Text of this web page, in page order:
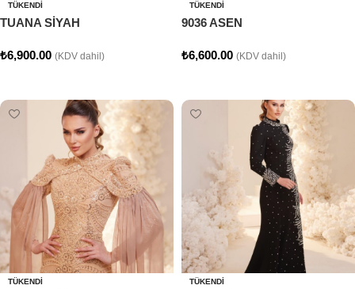
TÜKENDI
TUANA SİYAH
₺6,900.00 (KDV dahil)
TÜKENDI
9036 ASEN
₺6,600.00 (KDV dahil)
TÜKENDI TÜKENDI